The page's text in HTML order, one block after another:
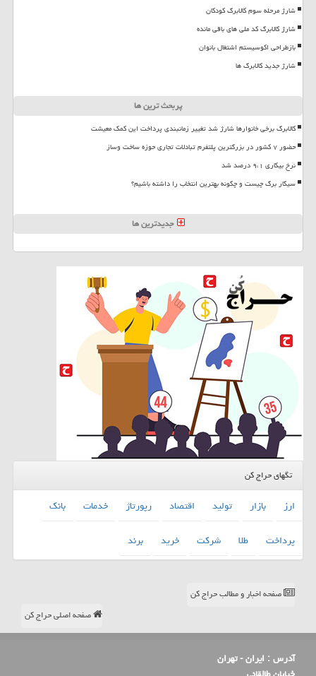
شارژ مرحله سوم کالابرگ کودکان
شارژ کالابرگ کد ملی های باقی مانده
بازطراحی اکوسیستم اشتغال بانوان
شارژ جدید کالابرگ ها
پربحث ترین ها
کالابرگ برخی خانوارها شارژ شد تغییر زمانبندی پرداخت این کمک معیشت
حضور ۷ کشور در بزرگترین پلتفرم تبادلات تجاری حوزه ساخت وساز
نرخ بیکاری ۹،۱ درصد شد
سیگار برگ چیست و چگونه بهترین انتخاب را داشته باشیم؟
جدیدترین ها
تگهای حراج کن
ارز بازار تولید اقتصاد رپورتاژ خدمات
بانك
پرداخت
طلا شركت خرید برند
صفحه اخبار و مطالب حراج کن
صفحه اصلی حراج کن
آدرس : ایران - تهران